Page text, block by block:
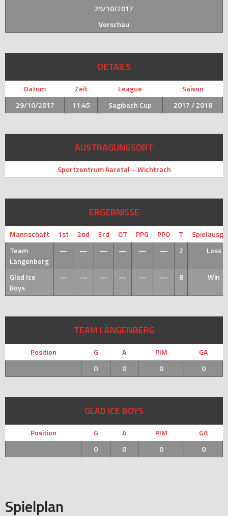
29/10/2017
Vorschau
DETAILS
Datum Zeit League
Saison
29/10/2017
11:45 Sagibach Cup 2017 / 2018
AUSTRAGUNGSORT
Sportzentrum Aaretal – Wichtrach
ERGEBNISSE
Mannschaft 1st 2nd 3rd OT PPG PPO T
Team
Längenberg
— — — — — — 2 Loss
Glad Ice
Boys
— — — — — — 8 Win
TEAM LÄNGENBERG
Position G A PIM
GA
0
0 0 0
GLAD ICE BOYS
Position G A PIM
GA
0
0 0 0
Spielplan